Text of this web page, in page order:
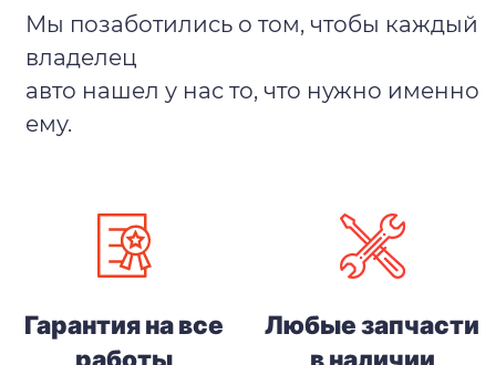
Мы позаботились о том, чтобы каждый
владелец
авто нашел у нас то, что нужно именно
ему.
Гарантия на все
работы
Любые запчасти
в наличии